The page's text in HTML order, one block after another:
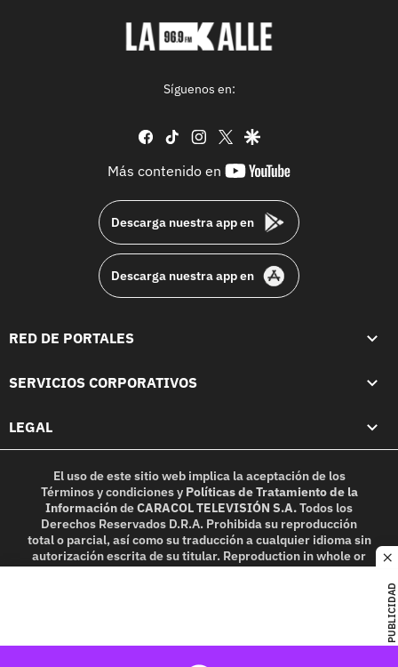
PUBLICIDAD
Síguenos en:
facebook
tiktok instagram
twittergoogle
Más contenido en
youtube-
Descarga nuestra app en
Descarga nuestra app en
RED DE PORTALES
SERVICIOS CORPORATIVOS
LEGAL
El uso de este sitio web implica la aceptación de los
Términos y condicionesy Políticas de Tratamiento de la
InformacióndeCARACOL TELEVISIÓN S.A.Todos los
Derechos Reservados D.R.A. Prohibida su reproducción
total o parcial, así como su traducción a cualquier idioma sin
autorización escrita de su titular. Reproduction in whole or
in part, or translation without written permission is